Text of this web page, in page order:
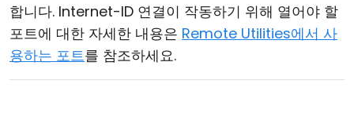
합니다. Internet-ID 연결이 작동하기 위해 열어야 할
포트에 대한 자세한 내용은 Remote Utilities에서 사
용하는 포트를 참조하세요.